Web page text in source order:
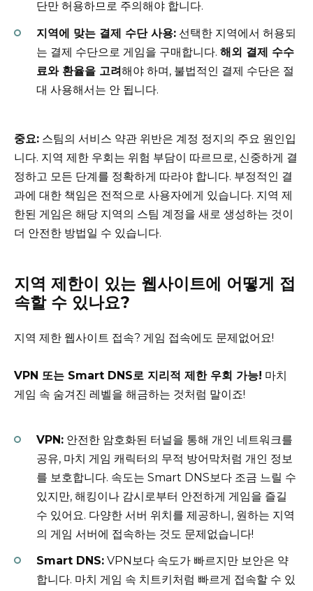
단만 허용하므로 주의해야 합니다.
지역에 맞는 결제 수단 사용: 선택한 지역에서 허용되
는 결제 수단으로 게임을 구매합니다. 해외 결제 수수
료와 환율을 고려해야 하며, 불법적인 결제 수단은 절
대 사용해서는 안 됩니다.
중요: 스팀의 서비스 약관 위반은 계정 정지의 주요 원인입
니다. 지역 제한 우회는 위험 부담이 따르므로, 신중하게 결
정하고 모든 단계를 정확하게 따라야 합니다. 부정적인 결
과에 대한 책임은 전적으로 사용자에게 있습니다. 지역 제
한된 게임은 해당 지역의 스팀 계정을 새로 생성하는 것이
더 안전한 방법일 수 있습니다.
지역 제한이 있는 웹사이트에 어떻게 접
속할 수 있나요?
지역 제한 웹사이트 접속? 게임 접속에도 문제없어요!
VPN 또는 Smart DNS로 지리적 제한 우회 가능! 마치
게임 속 숨겨진 레벨을 해금하는 것처럼 말이죠!
VPN: 안전한 암호화된 터널을 통해 개인 네트워크를
공유, 마치 게임 캐릭터의 무적 방어막처럼 개인 정보
를 보호합니다. 속도는 Smart DNS보다 조금 느릴 수
있지만, 해킹이나 감시로부터 안전하게 게임을 즐길
수 있어요. 다양한 서버 위치를 제공하니, 원하는 지역
의 게임 서버에 접속하는 것도 문제없습니다!
Smart DNS: VPN보다 속도가 빠르지만 보안은 약
합니다. 마치 게임 속 치트키처럼 빠르게 접속할 수 있